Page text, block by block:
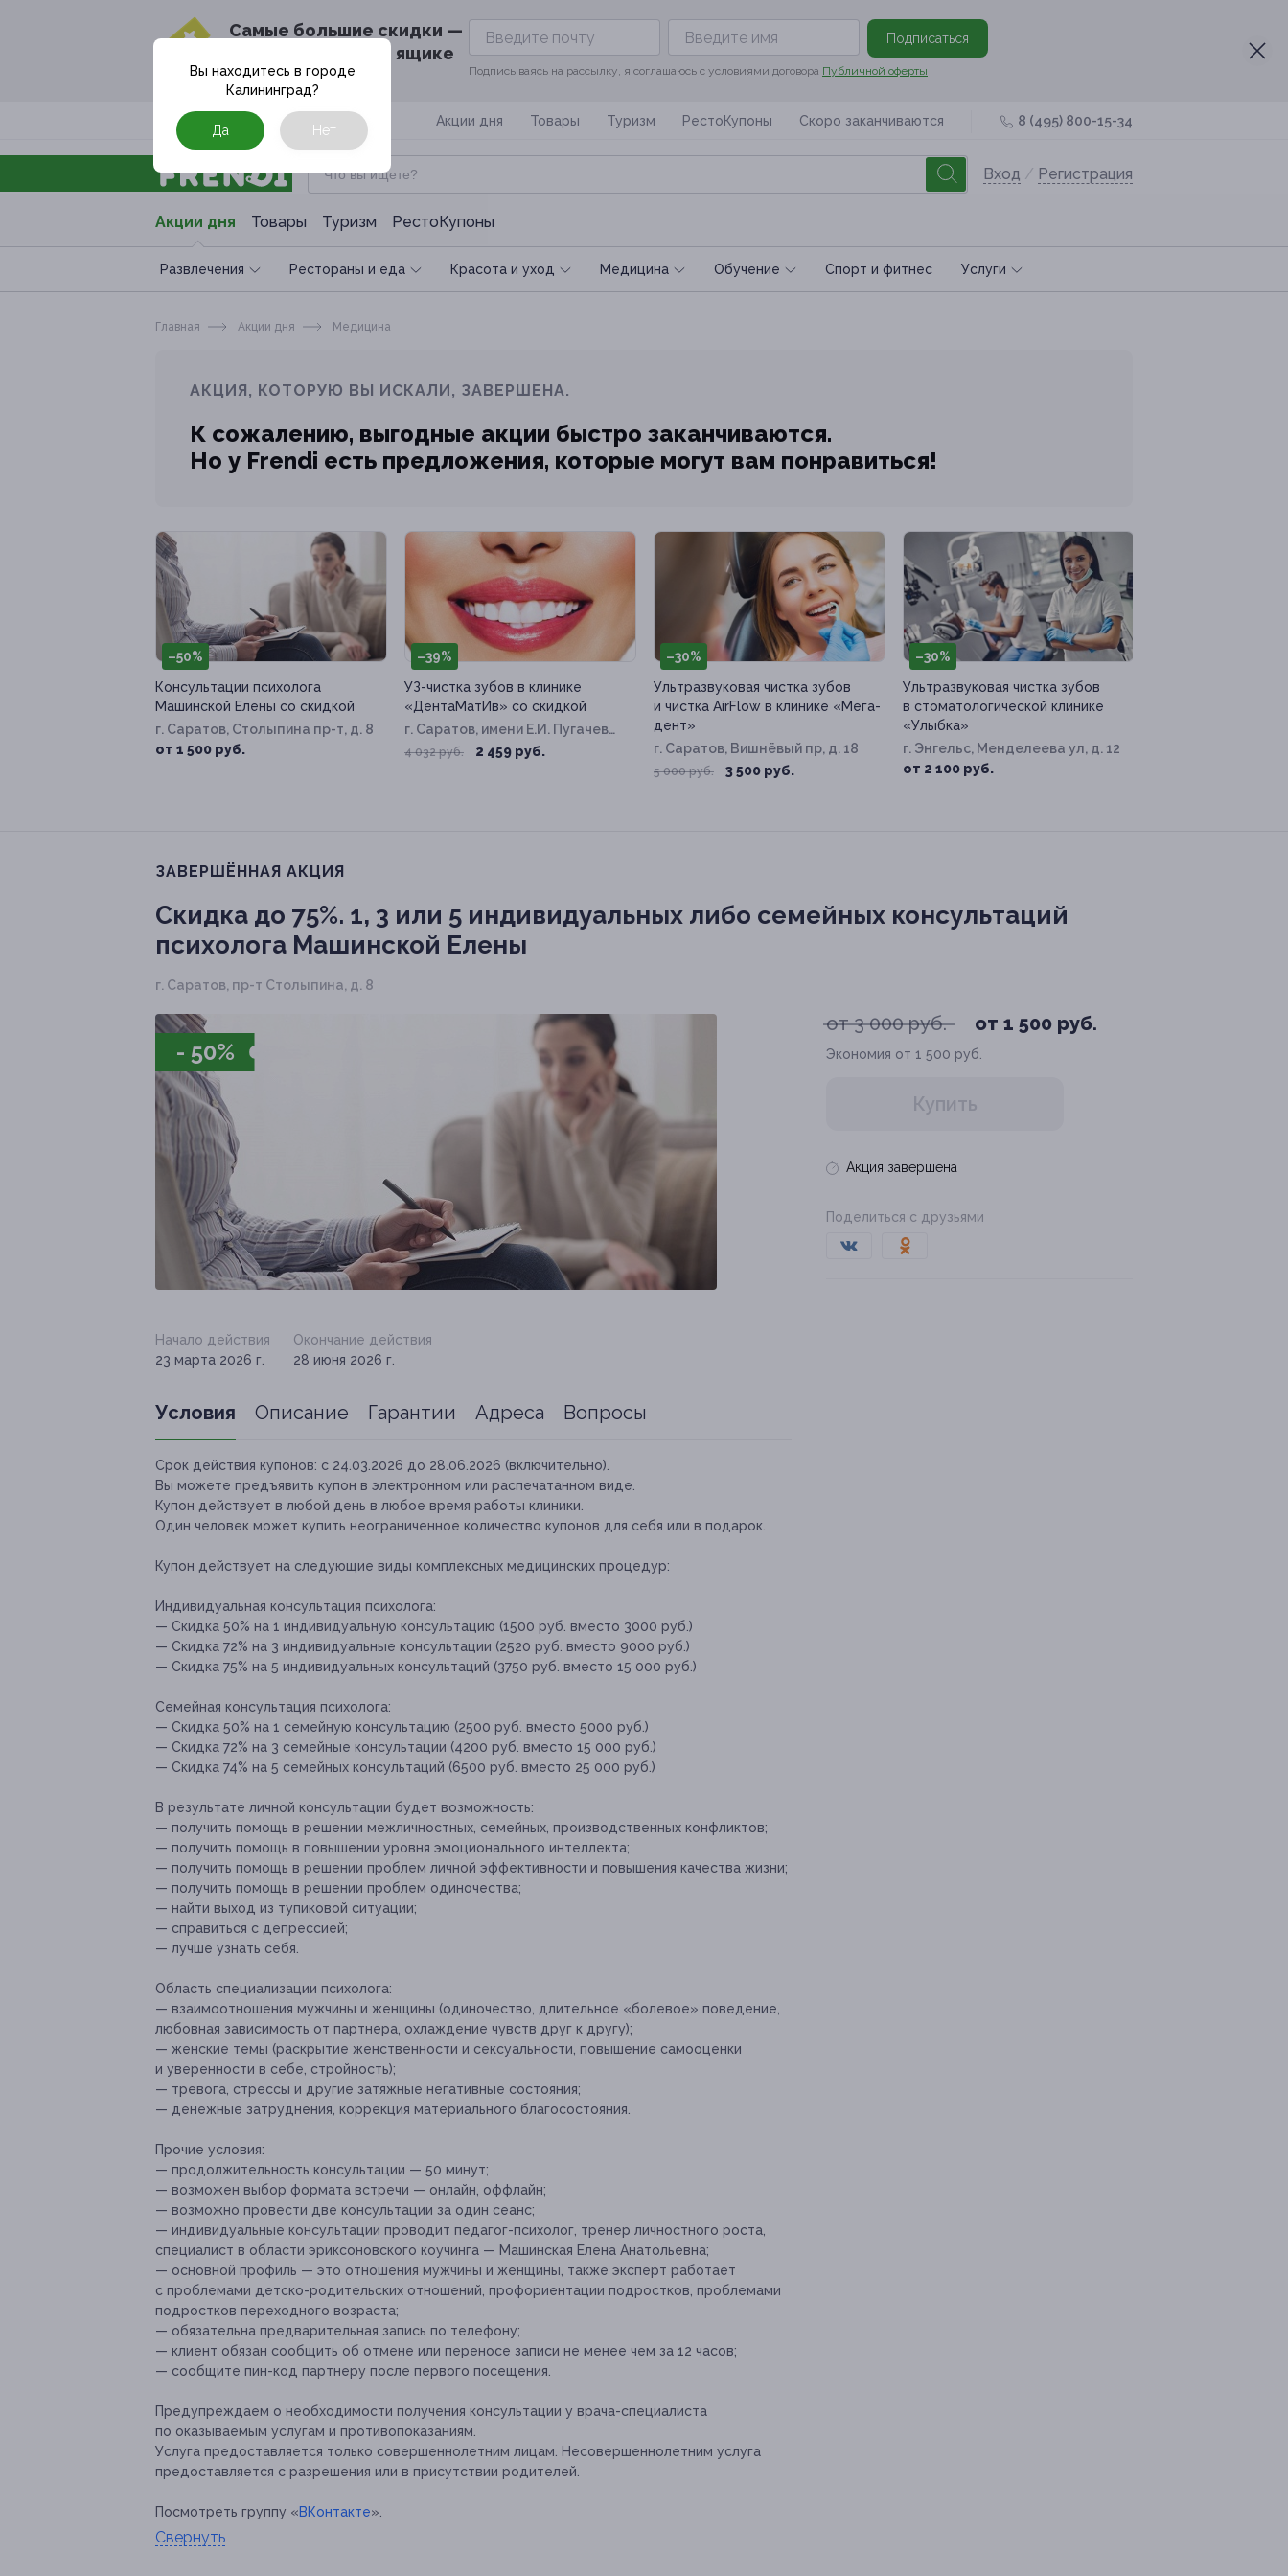
Cамые большие скидки —
в твоём почтовом ящике
Подписаться
Подписываясь на рассылку, я соглашаюсь с условиями договора Публичной оферты
Москва Акции дня Товары Туризм РестоКупоны Скоро заканчиваются 8 (495) 800-15-34
Вход / Регистрация
Акции дня Товары Туризм РестоКупоны
Развлечения Рестораны и еда Красота и уход Медицина Обучение Спoрт и фитнес Услуги
Вы находитесь в городе
Калининград?
Да Нет
Главная Акции дня Медицина
АКЦИЯ, КОТОРУЮ ВЫ ИСКАЛИ, ЗАВЕРШЕНА.
К сожалению, выгодные акции быстро заканчиваются.
Но у Frendi есть предложения, которые могут вам понравиться!
–50%
Консультации психолога
Машинской Елены со скидкой
г. Саратов, Столыпина пр-т, д. 8
от 1 500 руб.
–39%
УЗ-чистка зубов в клинике
«ДентаМатИв» со скидкой
г. Саратов, имени Е.И. Пугачева
ул, д. 54/62
4 032 руб. 2 459 руб.
–30%
Ультразвуковая чистка зубов
и чистка AirFlow в клинике «Мега-
дент»
г. Саратов, Вишнёвый пр, д. 18
5 000 руб. 3 500 руб.
–30%
Ультразвуковая чистка зубов
в стоматологической клинике
«Улыбка»
г. Энгельс, Менделеева ул, д. 12
от 2 100 руб.
ЗАВЕРШЁННАЯ АКЦИЯ
Скидка до 75%. 1, 3 или 5 индивидуальных либо семейных консультаций
психолога Машинской Елены
г. Саратов, пр-т Столыпина, д. 8
- 50%
от 3 000 руб. от 1 500 руб.
Экономия от 1 500 руб.
Купить
Акция завершена
Поделиться с друзьями
Начало действия
23 марта 2026 г.
Окончание действия
28 июня 2026 г.
Условия Описание Гарантии Адреса Вопросы
Срок действия купонов: с 24.03.2026 до 28.06.2026 (включительно).
Вы можете предъявить купон в электронном или распечатанном виде.
Купон действует в любой день в любое время работы клиники.
Один человек может купить неограниченное количество купонов для себя или в подарок.
Купон действует на следующие виды комплексных медицинских процедур:
Индивидуальная консультация психолога:
— Скидка 50% на 1 индивидуальную консультацию (1500 руб. вместо 3000 руб.)
— Скидка 72% на 3 индивидуальные консультации (2520 руб. вместо 9000 руб.)
— Скидка 75% на 5 индивидуальных консультаций (3750 руб. вместо 15 000 руб.)
Семейная консультация психолога:
— Скидка 50% на 1 семейную консультацию (2500 руб. вместо 5000 руб.)
— Скидка 72% на 3 семейные консультации (4200 руб. вместо 15 000 руб.)
— Скидка 74% на 5 семейных консультаций (6500 руб. вместо 25 000 руб.)
В результате личной консультации будет возможность:
— получить помощь в решении межличностных, семейных, производственных конфликтов;
— получить помощь в повышении уровня эмоционального интеллекта;
— получить помощь в решении проблем личной эффективности и повышения качества жизни;
— получить помощь в решении проблем одиночества;
— найти выход из тупиковой ситуации;
— справиться с депрессией;
— лучше узнать себя.
Область специализации психолога:
— взаимоотношения мужчины и женщины (одиночество, длительное «болевое» поведение,
любовная зависимость от партнера, охлаждение чувств друг к другу);
— женские темы (раскрытие женственности и сексуальности, повышение самооценки
и уверенности в себе, стройность);
— тревога, стрессы и другие затяжные негативные состояния;
— денежные затруднения, коррекция материального благосостояния.
Прочие условия:
— продолжительность консультации — 50 минут;
— возможен выбор формата встречи — онлайн, оффлайн;
— возможно провести две консультации за один сеанс;
— индивидуальные консультации проводит педагог-психолог, тренер личностного роста,
специалист в области эриксоновского коучинга — Машинская Елена Анатольевна;
— основной профиль — это отношения мужчины и женщины, также эксперт работает
с проблемами детско-родительских отношений, профориентации подростков, проблемами
подростков переходного возраста;
— обязательна предварительная запись по телефону;
— клиент обязан сообщить об отмене или переносе записи не менее чем за 12 часов;
— сообщите пин-код партнеру после первого посещения.
Предупреждаем о необходимости получения консультации у врача-специалиста
по оказываемым услугам и противопоказаниям.
Услуга предоставляется только совершеннолетним лицам. Несовершеннолетним услуга
предоставляется с разрешения или в присутствии родителей.
Посмотреть группу «ВКонтакте».
Свернуть